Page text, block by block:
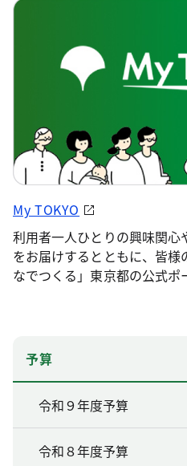
My TOKYO
利用者一人ひとりの興味関
をお届けするとともに、皆
なでつくる」東京都の公式ポ
予算
令和９年度予算
令和８年度予算